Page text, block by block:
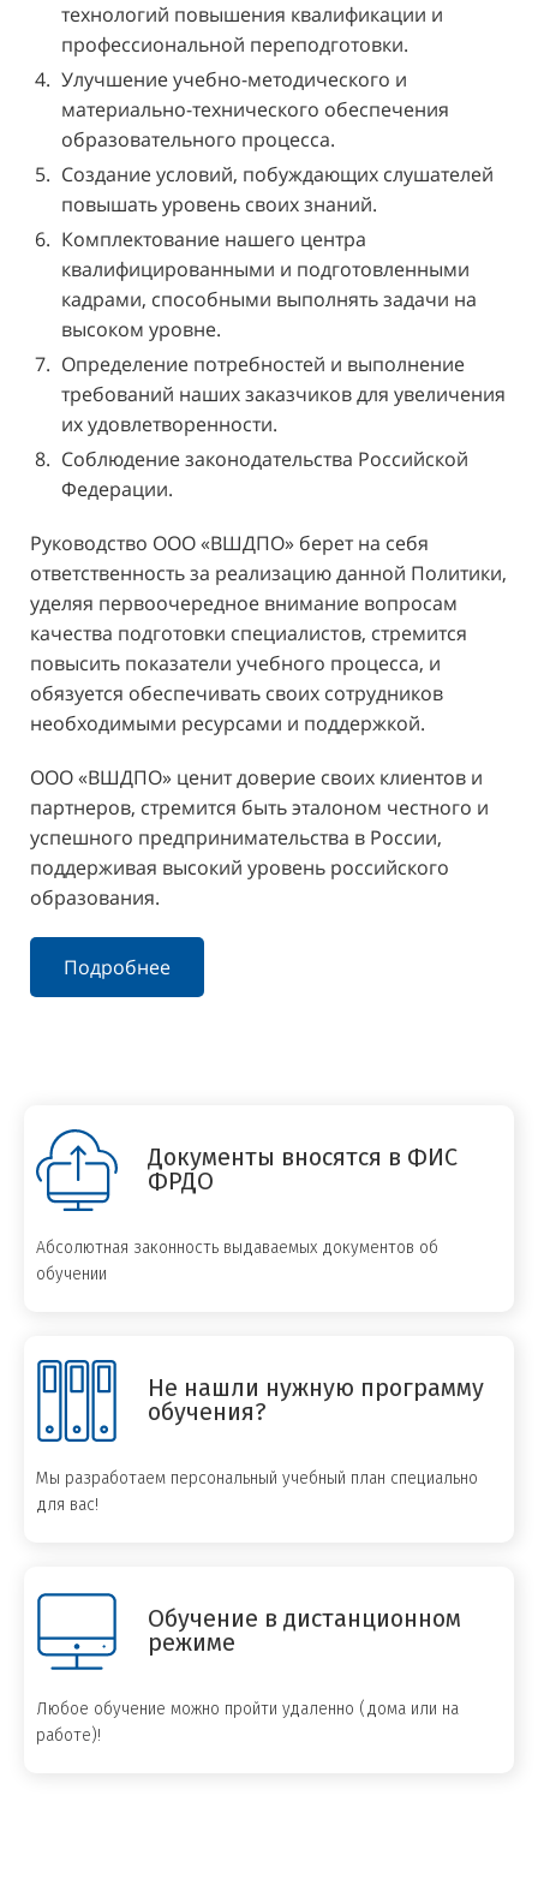
технологий повышения квалификации и
профессиональной переподготовки.
Улучшение учебно-методического и
материально-технического обеспечения
образовательного процесса.
Создание условий, побуждающих слушателей
повышать уровень своих знаний.
Комплектование нашего центра
квалифицированными и подготовленными
кадрами, способными выполнять задачи на
высоком уровне.
Определение потребностей и выполнение
требований наших заказчиков для увеличения
их удовлетворенности.
Соблюдение законодательства Российской
Федерации.
Руководство ООО «ВШДПО» берет на себя
ответственность за реализацию данной Политики,
уделяя первоочередное внимание вопросам
качества подготовки специалистов, стремится
повысить показатели учебного процесса, и
обязуется обеспечивать своих сотрудников
необходимыми ресурсами и поддержкой.
ООО «ВШДПО» ценит доверие своих клиентов и
партнеров, стремится быть эталоном честного и
успешного предпринимательства в России,
поддерживая высокий уровень российского
образования.
Подробнее
Документы вносятся в ФИС
ФРДО
Абсолютная законность выдаваемых документов об
обучении
Не нашли нужную программу
обучения?
Мы разработаем персональный учебный план специально
для вас!
Обучение в дистанционном
режиме
Любое обучение можно пройти удаленно (дома или на
работе)!